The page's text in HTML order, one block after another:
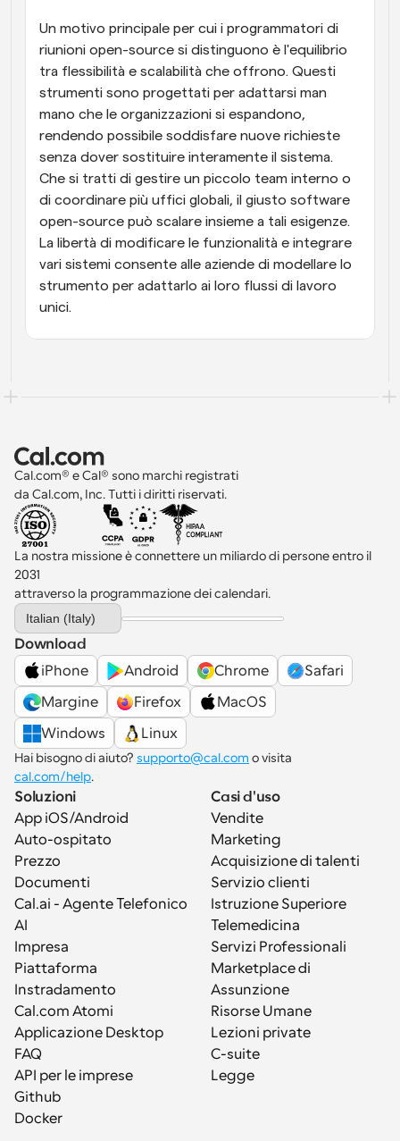
Un motivo principale per cui i programmatori di
riunioni open-source si distinguono è l'equilibrio
tra flessibilità e scalabilità che offrono. Questi
strumenti sono progettati per adattarsi man
mano che le organizzazioni si espandono,
rendendo possibile soddisfare nuove richieste
senza dover sostituire interamente il sistema.
Che si tratti di gestire un piccolo team interno o
di coordinare più uffici globali, il giusto software
open-source può scalare insieme a tali esigenze.
La libertà di modificare le funzionalità e integrare
vari sistemi consente alle aziende di modellare lo
strumento per adattarlo ai loro flussi di lavoro
unici.
Cal.com® e Cal® sono marchi registrati
da Cal.com, Inc. Tutti i diritti riservati.
La nostra missione è connettere un miliardo di persone entro il
2031
attraverso la programmazione dei calendari.
Select Language
Italian (Italy)
Download
iPhone
Android Chrome
Safari
Margine
Firefox
MacOS
Windows
Linux
Hai bisogno di aiuto? supporto@cal.com
cal.com/help.
Soluzioni
App iOS/Android
Auto-ospitato
Prezzo
Documenti
Cal.ai - Agente Telefonico
AI
Impresa
Piattaforma
Instradamento
Cal.com Atomi
Applicazione Desktop
FAQ
API per le imprese
Github
Docker
Casi d'uso
Vendite
Marketing
Acquisizione di talenti
Servizio clienti
Istruzione Superiore
Telemedicina
Servizi Professionali
Marketplace di
Assunzione
Risorse Umane
Lezioni private
C-suite
Legge